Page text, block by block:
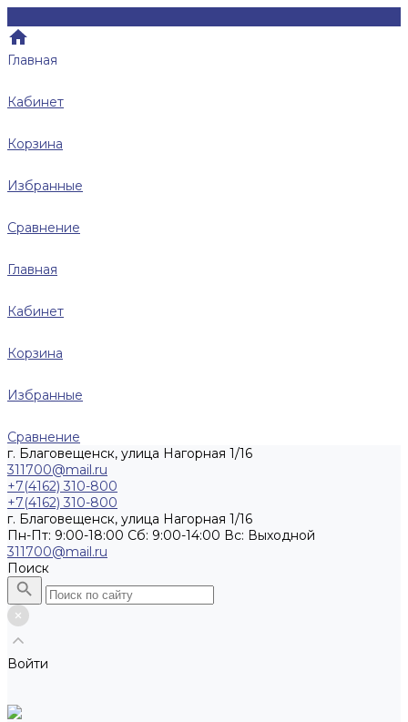
Главная
Кабинет
Корзина
Избранные
Сравнение
Главная
Кабинет
Корзина
Избранные
Сравнение
г. Благовещенск, улица Нагорная 1/16
311700@mail.ru
+7(4162) 310-800
+7(4162) 310-800
г. Благовещенск, улица Нагорная 1/16
Пн-Пт: 9:00-18:00 Cб: 9:00-14:00 Вс: Выходной
311700@mail.ru
Поиск
Войти